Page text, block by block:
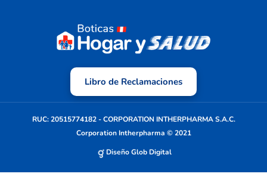
Libro de Reclamaciones
RUC: 20515774182 - CORPORATION INTHERPHARMA S.A.C.
Corporation Intherpharma © 2021
Diseño Glob Digital